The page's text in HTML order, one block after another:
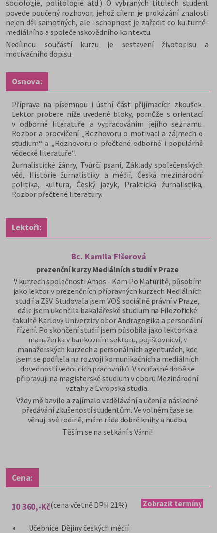
sociologie, politologie atd.) O vybraných titulech student
povede poučený rozhovor, jehož cílem je prokázání znalosti
nejen děl samotných, ale i schopnost je zařadit do kulturně-
mediálního a společenskovědního kontextu.
Nedílnou součástí kurzu je sestavení životopisu a
motivačního dopisu.
Osnova:
Příprava na písemnou i ústní část přijímacích zkoušek.
Lektor probere níže uvedené bloky, pomůže s orientací
v odborné literatuře a vypracováním jejího seznamu.
Rozbor a procvičení „Rozhovoru o motivaci a zájmech o
studium“ a „Rozhovoru o přečtené odborné i populárně
vědecké literatuře“.
Žurnalistické žánry, Tvůrčí psaní, Základy společenských
věd, Historie žurnalistiky a médií, Česká mezinárodní
politika, kultura, Český jazyk, Praktická žurnalistika,
Rozbor přečtené literatury.
Lektoři:
Bc. Kamila Fišerová
prezenční kurzy Mediálních studií v Praze
V kurzech společnosti Amos - Kam Po Maturitě, působím
jako lektor v prezenčních přípravných kurzech Mediálních
studií a ZSV. Studovala jsem VOŠ sociálně právní v Praze,
dále jsem ukončila bakalářeské studium na Filozofické
fakultě Karlovy Univerzity obor Andragogika a personální
řízení. Po skončení studií jsem působila jako lektorka a
manažerka v bankovním sektoru, pojišťovnicví, v
manažerských kurzech a personálních agenturách, kde
jsem se podílela na rozvoji komunikačních a mediálních
dovedností vedoucích pracovníků. V současné době se
připravuji na magisterské studium v oboru Mezinárodní
vztahy a Evropská studia.
Vždy mě bavilo a zajímalo vzdělávání a učení a následné
předávání zkušeností studentům. Ve volném čase se
věnuji své rodině, mám ráda dobré knihy a hudbu.
Těším se na setkání s Vámi!
Cena:
10 360,-Kč(cena včetně DPH 21%) Zobrazit termíny
Učebnice Dějiny českých médií